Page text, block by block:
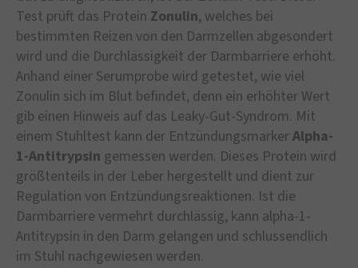
Test prüft das Protein Zonulin, welches bei
bestimmten Reizen von den Darmzellen abgesondert
wird und die Durchlässigkeit der Darmbarriere erhöht.
Anhand einer Serumprobe wird getestet, wie viel
Zonulin sich im Blut befindet, denn ein erhöhter Wert
gib einen Hinweis auf das Leaky-Gut-Syndrom. Mit
einem Stuhltest kann der EntzündungsmarkerAlpha-
1-Antitrypsin gemessen werden. Dieses Protein wird
größtenteils in der Leber hergestellt und dient zur
Regulation von Entzündungsreaktionen. Ist die
Darmbarriere vermehrt durchlässig, kann alpha-1-
Antitrypsin in den Darm gelangen und schlussendlich
im Stuhl nachgewiesen werden.